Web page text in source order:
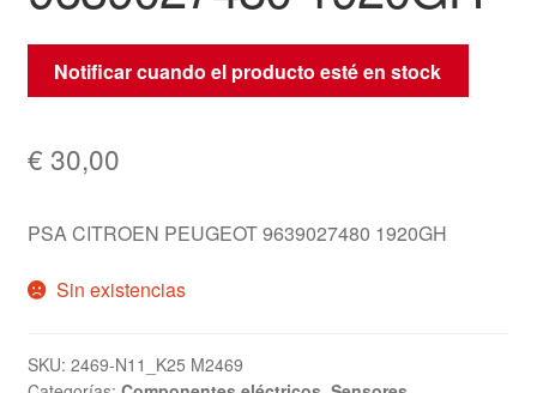
Notificar cuando el producto esté en stock
€ 30,00
PSA CITROEN PEUGEOT 9639027480 1920GH
Sin existencias
SKU: 2469-N11_K25 M2469